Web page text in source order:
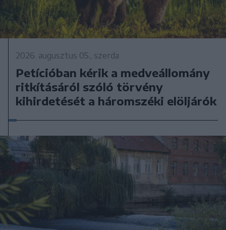
2026. augusztus 05., szerda
Petícióban kérik a medveállomány
ritkításáról szóló törvény
kihirdetését a háromszéki elöljárók